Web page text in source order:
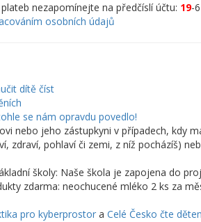
nezapomínejte na předčíslí účtu: 19-
osobních údajů
dítě číst
se nám opravdu povedlo!
nebo jeho zástupkyni v případech, kdy
zdraví, pohlaví či zemi, z níž pocházíš)
školy: Naše škola je zapojena do
zdarma: neochucené mléko 2 ks za
pro kyberprostor a Celé Česko čte